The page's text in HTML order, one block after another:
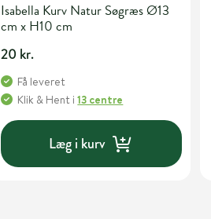
Isabella Kurv Natur Søgræs Ø13
cm x H10 cm
20 kr.
Få leveret
Klik & Hent i13 centre
Læg i kurv